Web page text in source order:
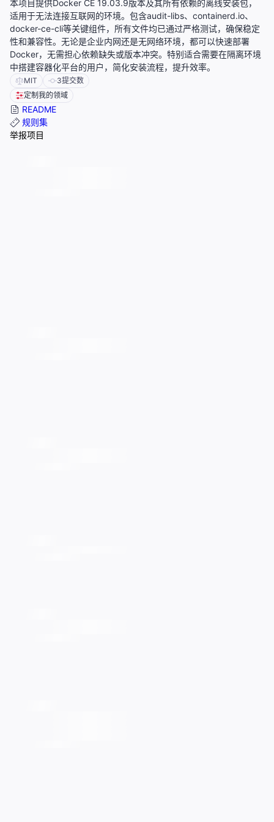
本项目提供Docker CE 19.03.9版本及其所有依赖的离线安装包，
适用于无法连接互联网的环境。包含audit-libs、containerd.io、
docker-ce-cli等关键组件，所有文件均已通过严格测试，确保稳定
性和兼容性。无论是企业内网还是无网络环境，都可以快速部署
Docker，无需担心依赖缺失或版本冲突。特别适合需要在隔离环境
中搭建容器化平台的用户，简化安装流程，提升效率。
MIT 3提交数
定制我的领域
README
规则集
举报项目